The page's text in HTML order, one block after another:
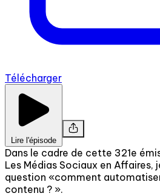
Télécharger
Lire l'épisode
Dans le cadre de cette 321e
Les Médias Sociaux en Affaires,
question «comment
contenu ? ».